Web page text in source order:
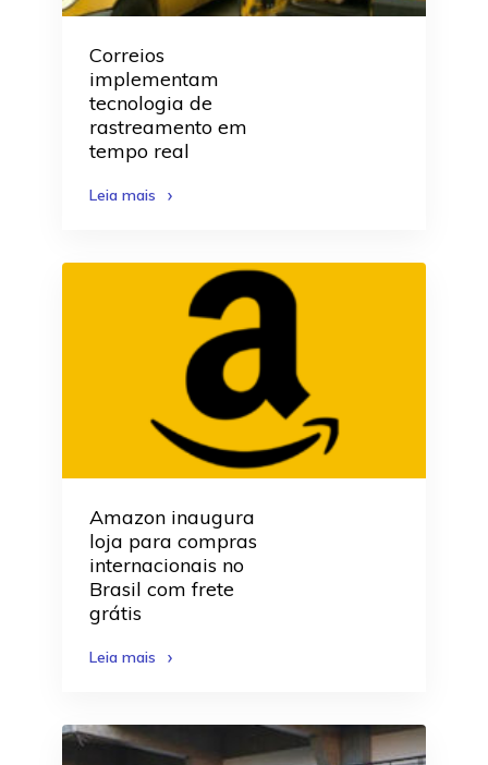
Correios
implementam
tecnologia de
rastreamento em
tempo real
Leia mais
Amazon inaugura
loja para compras
internacionais no
Brasil com frete
grátis
Leia mais